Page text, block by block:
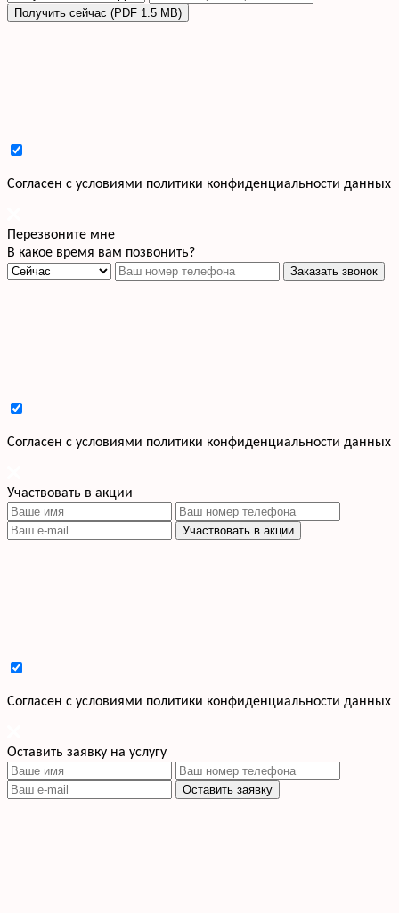
Получить сейчас (PDF 1.5 MB)
Cогласен с условиями политики конфиденциальности данных
Перезвоните мне
В какое время вам позвонить?
Заказать звонок
Cогласен с условиями политики конфиденциальности данных
Участвовать в акции
Участвовать в акции
Cогласен с условиями политики конфиденциальности данных
Оставить заявку на услугу
Оставить заявку